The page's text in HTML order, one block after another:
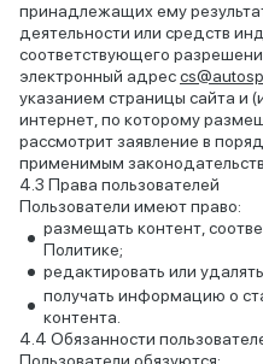
принадлежащих ему
деятельности или средств
соответствующего
электронный адрес
указанием страницы сайта и
интернет, по которому
рассмотрит заявление в
применимым
Права пользователей
Пользователи имеют право:
размещать контент,
Политике;
редактировать или
получать информацию о
контента.
Обязанности